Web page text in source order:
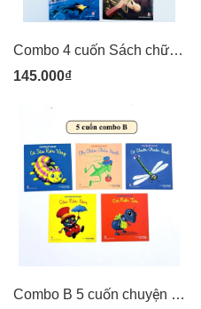
Combo 4 cuốn Sách chữ Kỷ niệm 70 năm Chiến Thắng Điện Biên Phủ - Kim Đồng
145.000₫
Combo B 5 cuốn chuyện kể cho bé: Sâu róm, Châu chấu xanh, Chuồn chuồn xanh, Rận xám, Kiến tím - Kim Đồng